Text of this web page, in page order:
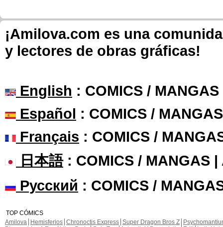
¡Amilova.com es una
y lectores de obras gráficas!
English : COMICS /
Español : COMICS /
Français : COMICS /
日本語: COMICS / MANGAS |
Русский : COMICS /
TOP CÓMICS
Amilova
Hemisferios Chronoctis Express Super Dragon Bros Z